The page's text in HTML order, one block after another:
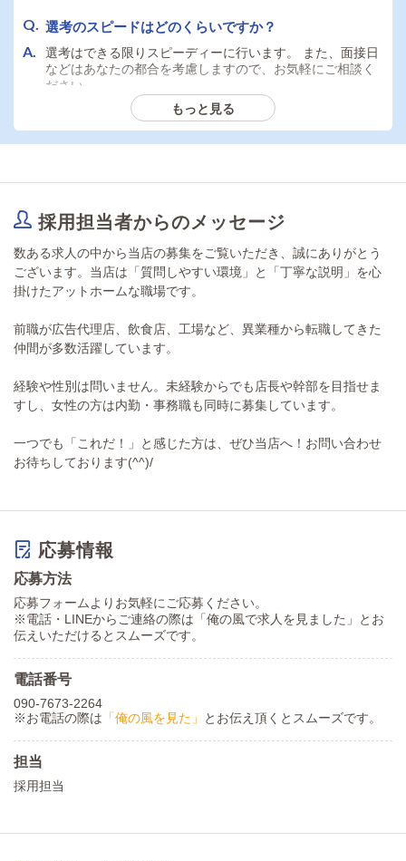
選考のスピードはどのくらいですか？
選考はできる限りスピーディーに行います。 また、面接日
などはあなたの都合を考慮しますので、お気軽にご相談く
ださい。
安定した環境で働きたいのですが、運営体制について
る環境です！
もっと見る
採用担当者からのメッセージ
数ある求人の中から当店の募集をご覧いただき、誠にありがとう
ございます。当店は「質問しやすい環境」と「丁寧な説明」を心
掛けたアットホームな職場です。
前職が広告代理店、飲食店、工場など、異業種から転職してきた
仲間が多数活躍しています。
経験や性別は問いません。未経験からでも店長や幹部を目指せま
すし、女性の方は内勤・事務職も同時に募集しています。
一つでも「これだ！」と感じた方は、ぜひ当店へ！お問い合わせ
お待ちしております(^^)/
応募情報
応募方法
応募フォームよりお気軽にご応募ください。
※電話・LINEからご連絡の際は「俺の風で求人を見ました」とお
伝えいただけるとスムーズです。
電話番号
090-7673-2264
※お電話の際は 「俺の風を見た」 とお伝え頂くとスムーズです。
担当
採用担当